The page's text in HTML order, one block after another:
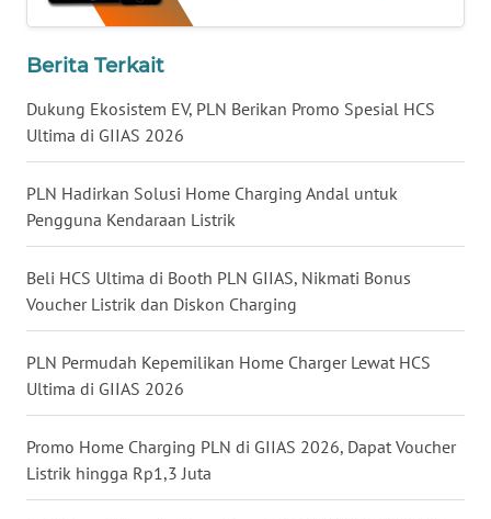
Berita Terkait
Dukung Ekosistem EV, PLN Berikan Promo Spesial HCS
Ultima di GIIAS 2026
PLN Hadirkan Solusi Home Charging Andal untuk
Pengguna Kendaraan Listrik
Beli HCS Ultima di Booth PLN GIIAS, Nikmati Bonus
Voucher Listrik dan Diskon Charging
PLN Permudah Kepemilikan Home Charger Lewat HCS
Ultima di GIIAS 2026
Promo Home Charging PLN di GIIAS 2026, Dapat Voucher
Listrik hingga Rp1,3 Juta
WN
KALTIM
WN
SULSEL
GORONTALO
SULUT
MALUKU